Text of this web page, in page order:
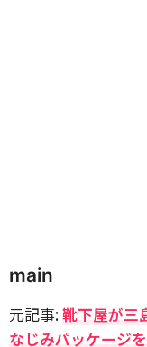
main
元記事:靴下屋が三
なじみパッケージ